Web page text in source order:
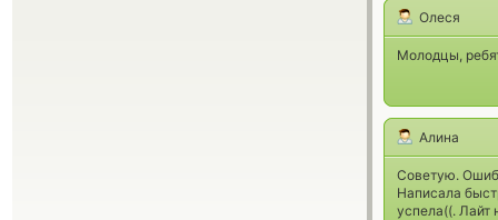
Олеся
Молодцы,
Алина
Советую.
Написала
успела((. Лайт